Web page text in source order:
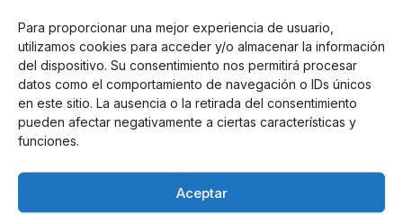
Para proporcionar una mejor experiencia de usuario,
utilizamos cookies para acceder y/o almacenar la información
del dispositivo. Su consentimiento nos permitirá procesar
datos como el comportamiento de navegación o IDs únicos
en este sitio. La ausencia o la retirada del consentimiento
pueden afectar negativamente a ciertas características y
funciones.
Aceptar
norte del estadio, donde suele colocarse la porra
local,empezó una confrontación entre seguidores
potosin
os y los oficiales, no obstante, el partido
continuó su curso.
Por su parte, en el mes de octubre horas previas al
en el Estadio Alfonso Lastras, que terminó con una
polémica victoria de las Águilas para mantener el